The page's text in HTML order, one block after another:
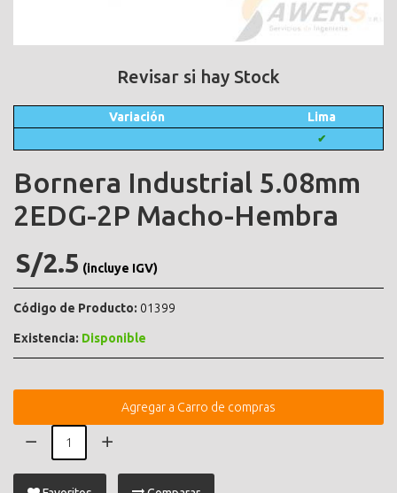
Revisar si hay Stock
Variación Lima
✔
Bornera Industrial 5.08mm
2EDG-2P Macho-Hembra
S/2.5 (incluye IGV)
Código de Producto: 01399
Existencia: Disponible
Agregar a Carro de compras